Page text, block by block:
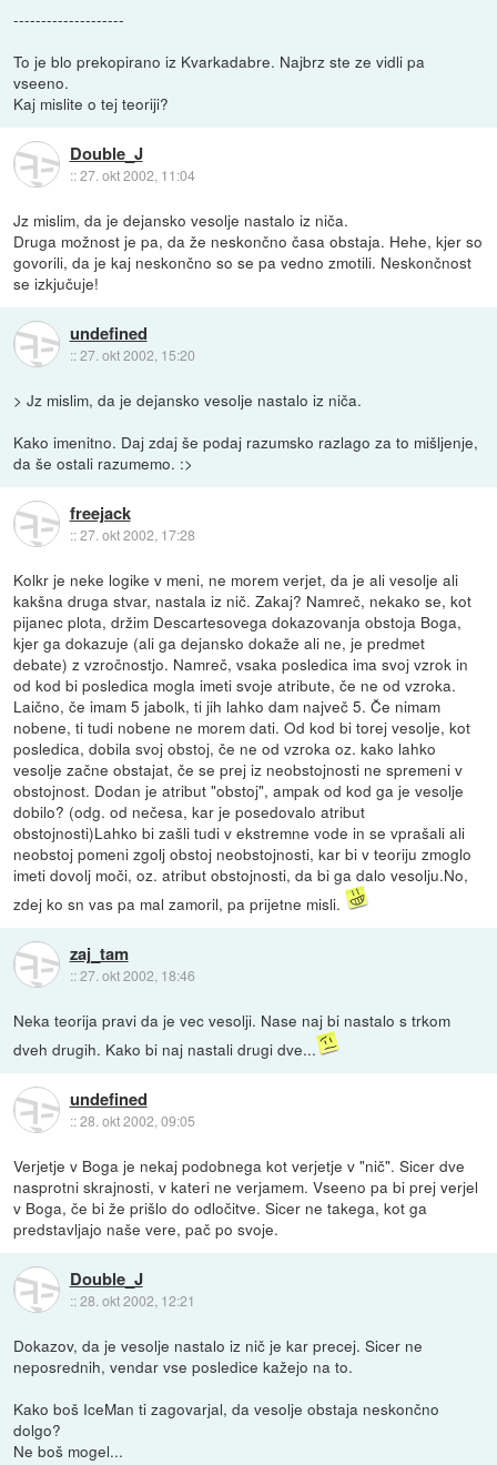
--------------------
To je blo prekopirano iz Kvarkadabre. Najbrz ste ze vidli pa
vseeno.
Kaj mislite o tej teoriji?
Double_J
::27. okt 2002, 11:04
Jz mislim, da je dejansko vesolje nastalo iz niča.
Druga možnost je pa, da že neskončno časa obstaja. Hehe, kjer so
govorili, da je kaj neskončno so se pa vedno zmotili. Neskončnost
se izkjučuje!
undefined
::27. okt 2002, 15:20
> Jz mislim, da je dejansko vesolje nastalo iz niča.
Kako imenitno. Daj zdaj še podaj razumsko razlago za to mišljenje,
da še ostali razumemo. :>
freejack
::27. okt 2002, 17:28
Kolkr je neke logike v meni, ne morem verjet, da je ali vesolje ali
kakšna druga stvar, nastala iz nič. Zakaj? Namreč, nekako se, kot
pijanec plota, držim Descartesovega dokazovanja obstoja Boga,
kjer ga dokazuje (ali ga dejansko dokaže ali ne, je predmet
debate) z vzročnostjo. Namreč, vsaka posledica ima svoj vzrok in
od kod bi posledica mogla imeti svoje atribute, če ne od vzroka.
Laično, če imam 5 jabolk, ti jih lahko dam največ 5. Če nimam
nobene, ti tudi nobene ne morem dati. Od kod bi torej vesolje, kot
posledica, dobila svoj obstoj, če ne od vzroka oz. kako lahko
vesolje začne obstajat, če se prej iz neobstojnosti ne spremeni v
obstojnost. Dodan je atribut "obstoj", ampak od kod ga je vesolje
dobilo? (odg. od nečesa, kar je posedovalo atribut
obstojnosti)Lahko bi zašli tudi v ekstremne vode in se vprašali ali
neobstoj pomeni zgolj obstoj neobstojnosti, kar bi v teoriju zmoglo
imeti dovolj moči, oz. atribut obstojnosti, da bi ga dalo vesolju.No,
zdej ko sn vas pa mal zamoril, pa prijetne misli.
zaj_tam
::27. okt 2002, 18:46
Neka teorija pravi da je vec vesolji. Nase naj bi nastalo s trkom
dveh drugih. Kako bi naj nastali drugi dve...
undefined
::28. okt 2002, 09:05
Verjetje v Boga je nekaj podobnega kot verjetje v "nič". Sicer dve
nasprotni skrajnosti, v kateri ne verjamem. Vseeno pa bi prej verjel
v Boga, če bi že prišlo do odločitve. Sicer ne takega, kot ga
predstavljajo naše vere, pač po svoje.
Double_J
::28. okt 2002, 12:21
Dokazov, da je vesolje nastalo iz nič je kar precej. Sicer ne
neposrednih, vendar vse posledice kažejo na to.
Kako boš IceMan ti zagovarjal, da vesolje obstaja neskončno
dolgo?
Ne boš mogel...